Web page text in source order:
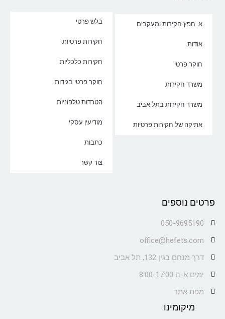
א. חפץ חקירות ומעקבים
אודות
חוקר פרטי
משרד חקירות
משרד חקירות בתל אביב
אתיקה של חקירות פרטיות
בלש פרטי
חקירות פרטיות
חקירות כלכליות
חוקר פרטי בגידות
הטרדות טלפוניות
מודיעין עסקי
כתבות
צור קשר
פרטים נוספים
050-9695190
office@hefets.com
דרך מנחם בגין 132, תל אביב
ימים א-ה 8:00-17:00
מפת אתר
מיקומינו